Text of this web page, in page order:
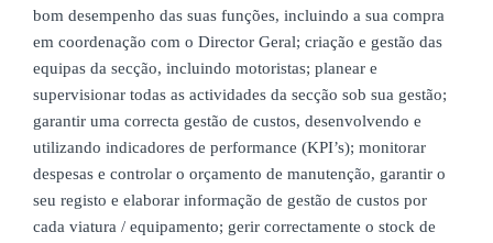
bom desempenho das suas funções, incluindo a sua compra
em coordenação com o Director Geral; criação e gestão das
equipas da secção, incluindo motoristas; planear e
supervisionar todas as actividades da secção sob sua gestão;
garantir uma correcta gestão de custos, desenvolvendo e
utilizando indicadores de performance (KPI’s); monitorar
despesas e controlar o orçamento de manutenção, garantir o
seu registo e elaborar informação de gestão de custos por
cada viatura / equipamento; gerir correctamente o stock de